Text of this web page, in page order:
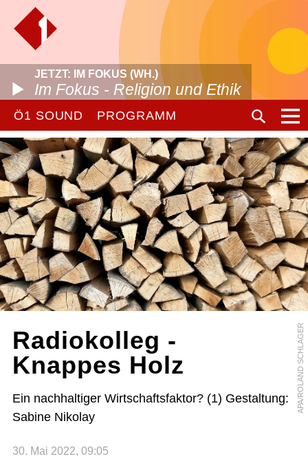
JETZT: IM FOKUS (WH.)
Im Fokus - Religion und Ethik
Ö1 SOUND PROGRAMM
APA/ROLAND SCHLAGER
Radiokolleg -
Knappes Holz
Ein nachhaltiger Wirtschaftsfaktor? (1) Gestaltung:
Sabine Nikolay
30. Mai 2022, 09:05